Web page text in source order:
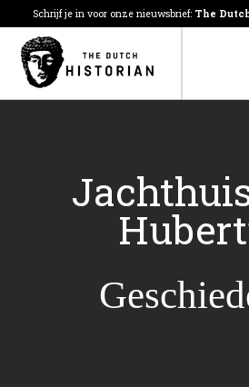
Schrijf je in voor onze nieuwsbrief: The